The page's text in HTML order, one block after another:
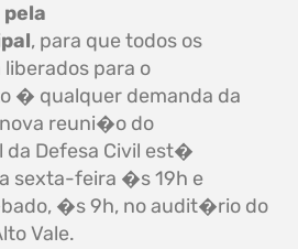
pela
, para que todos os
para o
� qualquer demanda da
reuni�o do
da Defesa Civil est�
sexta-feira �s 19h e
�s 9h, no audit�rio do
Vale.